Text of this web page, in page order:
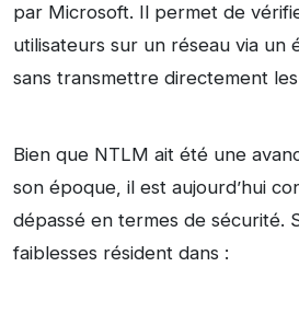
par Microsoft. Il permet de
utilisateurs sur un réseau via un
sans transmettre directement
Bien que NTLM ait été une
son époque, il est aujourd’hui
dépassé en termes de sécurité.
faiblesses résident dans :